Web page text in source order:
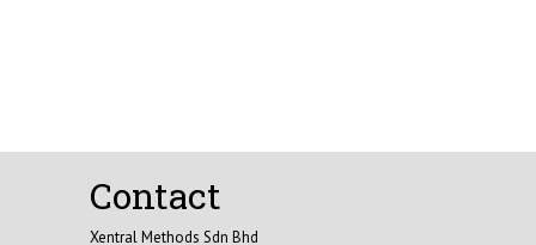
Contact
Xentral Methods Sdn Bhd